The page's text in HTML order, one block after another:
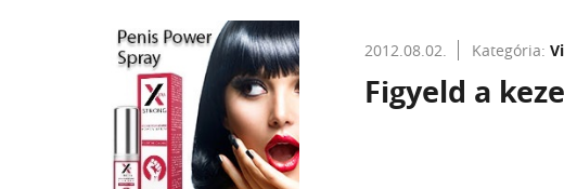
2012.08.02. Kategória:
Figyeld a